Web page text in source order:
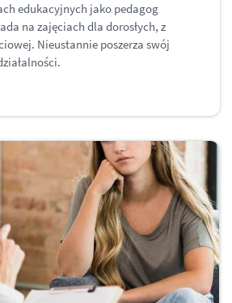
edukacyjnych jako pedagog
na zajęciach dla dorosłych, z
Nieustannie poszerza swój